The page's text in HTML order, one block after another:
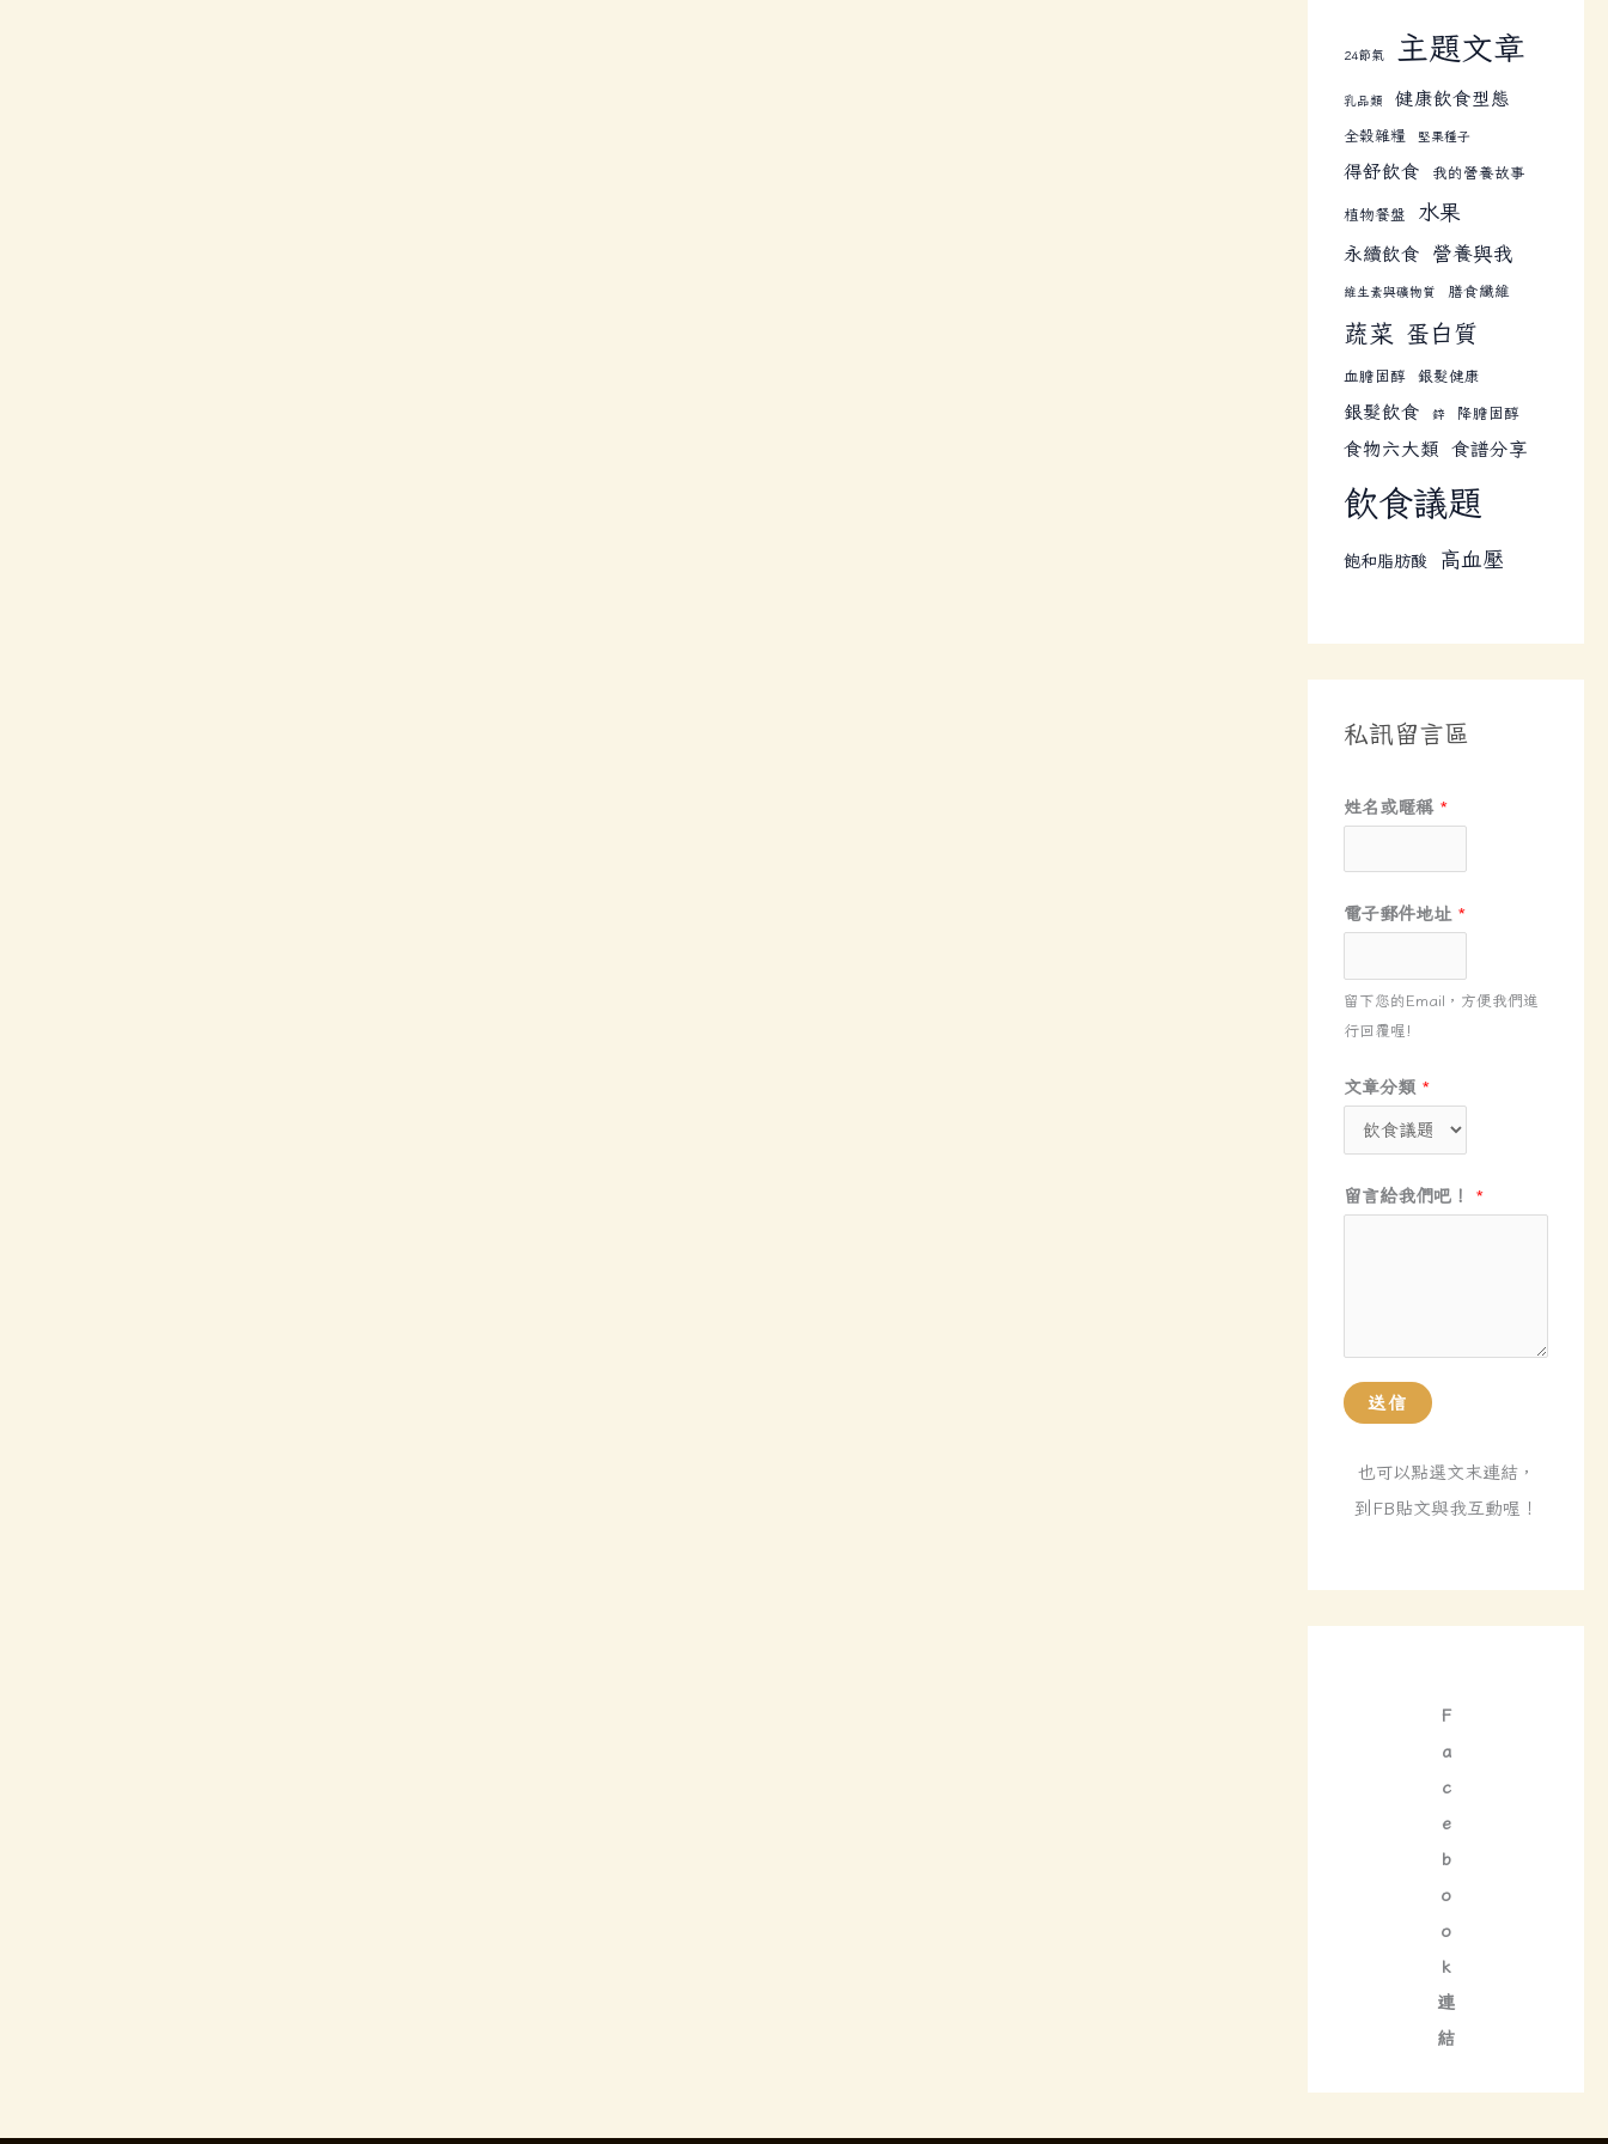
24節氣 主題文章
乳品類 健康飲食型態
全榖雜糧 堅果種子
得舒飲食 我的營養故事
植物餐盤 水果
永續飲食 營養與我
維生素與礦物質 膳食纖維
蔬菜 蛋白質
血膽固醇 銀髮健康
銀髮飲食 鋅 降膽固醇
食物六大類 食譜分享
飲食議題
飽和脂肪酸 高血壓
私訊留言區
姓名或暱稱 *
電子郵件地址 *
留下您的Email，方便我們進
行回覆喔!
姓
名
稱
件
地
姓
名
文章分類 *
留言給我們吧！ *
送信
也可以點選文末連結，
到FB貼文與我互動喔！
F
a
c
e
b
o
o
k
連
結